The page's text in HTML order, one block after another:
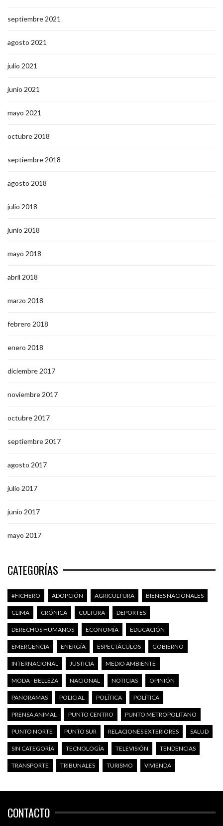
septiembre 2021
agosto 2021
julio 2021
junio 2021
mayo 2021
octubre 2018
septiembre 2018
agosto 2018
julio 2018
junio 2018
mayo 2018
abril 2018
marzo 2018
febrero 2018
enero 2018
diciembre 2017
noviembre 2017
octubre 2017
septiembre 2017
agosto 2017
julio 2017
junio 2017
mayo 2017
CATEGORÍAS
#FICHERO ADOPCIÓN AGRICULTURA BIENES NACIONALES
CLIMA CRÓNICA CULTURA DEPORTES
DERECHOS HUMANOS ECONOMÍA EDUCACIÓN
EMERGENCIA ENERGÍA ESPECTÁCULOS GOBIERNO
INTERNACIONAL JUSTICIA MEDIO AMBIENTE
MODA - BELLEZA NACIONAL NOTICIAS OPINIÓN
PANORAMAS POLICIAL POLÍTICA POLÍTICA
PRENSA ANIMAL PUNTO CENTRO PUNTO METROPOLITANO
PUNTO NORTE PUNTO SUR RELACIONES EXTERIORES SALUD
SIN CATEGORÍA TECNOLOGÍA TELEVISIÓN TENDENCIAS
TRANSPORTE TRIBUNALES TURISMO VIVIENDA
CONTACTO